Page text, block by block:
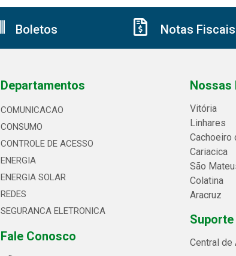
Boletos Notas Fiscais
Departamentos
COMUNICACAO
CONSUMO
CONTROLE DE ACESSO
ENERGIA
ENERGIA SOLAR
REDES
SEGURANCA ELETRONICA
Fale Conosco
Nossas
Vitória
Linhares
Cachoeiro
Cariacica
São
Colatina
Aracruz
Central de